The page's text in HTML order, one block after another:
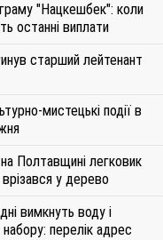
"Нацкешбек": коли
останні виплати
старший лейтенант
мистецькі події в
Полтавщині легковик
у дерево
вимкнуть воду і
перелік адрес